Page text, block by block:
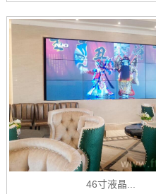
46寸液晶...